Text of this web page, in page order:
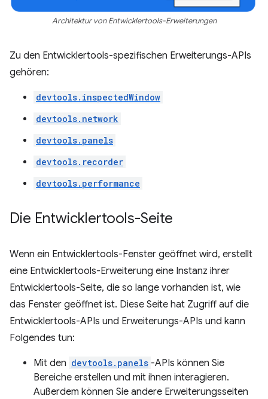
Architektur von Entwicklertools-Erweiterungen
Zu den Entwicklertools-spezifischen Erweiterungs-APIs
gehören:
devtools.inspectedWindow
devtools.network
devtools.panels
devtools.recorder
devtools.performance
Die Entwicklertools-Seite
Wenn ein Entwicklertools-Fenster geöffnet wird, erstellt
eine Entwicklertools-Erweiterung eine Instanz ihrer
Entwicklertools-Seite, die so lange vorhanden ist, wie
das Fenster geöffnet ist. Diese Seite hat Zugriff auf die
Entwicklertools-APIs und Erweiterungs-APIs und kann
Folgendes tun:
Mit den devtools.panels -APIs können Sie
Bereiche erstellen und mit ihnen interagieren.
Außerdem können Sie andere Erweiterungsseiten